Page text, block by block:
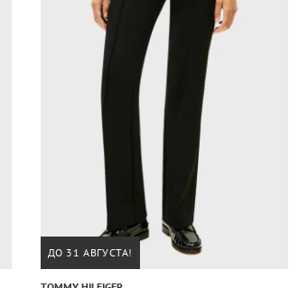
ДО 31 АВГУСТА!